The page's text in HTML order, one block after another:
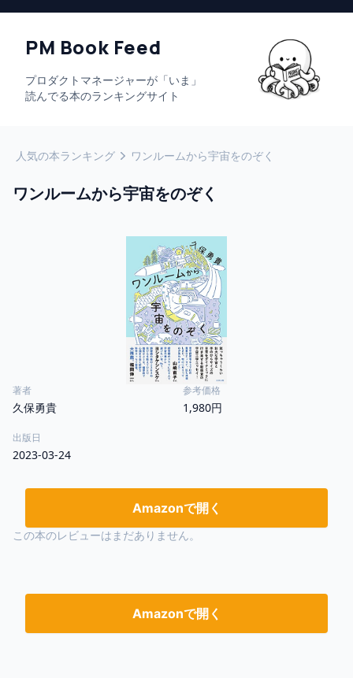
PM Book Feed
プロダクトマネージャーが「いま」
読んでる本のランキングサイト
人気の本ランキング ワンルームから宇宙をのぞく
ワンルームから宇宙をのぞく
著者
久保勇貴
参考価格
1,980円
出版日
2023-03-24
Amazonで開く
この本のレビューはまだありません。
Amazonで開く